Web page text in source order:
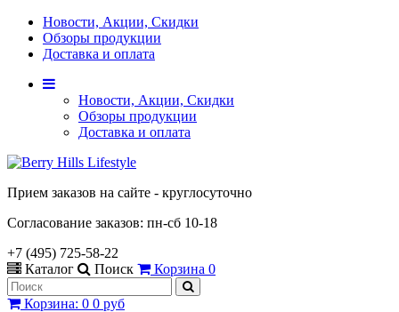
Новости, Акции, Скидки
Обзоры продукции
Доставка и оплата
Новости, Акции, Скидки
Обзоры продукции
Доставка и оплата
Прием заказов на сайте - круглосуточно
Согласование заказов: пн-сб 10-18
+7 (495) 725-58-22
Каталог
Поиск Корзина 0
Корзина: 0 0 руб